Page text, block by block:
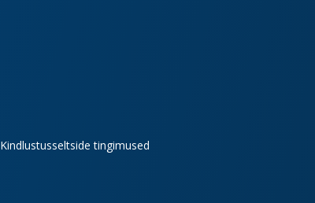
Kindlustusseltside tingimused